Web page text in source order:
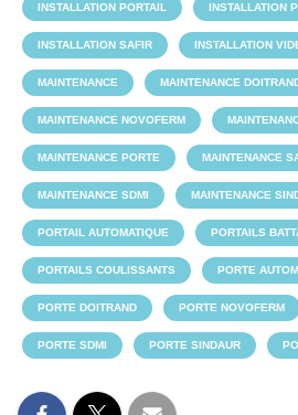
INSTALLATION PORTAIL INSTALLATION
INSTALLATION SAFIR INSTALLATION
MAINTENANCE MAINTENANCE
MAINTENANCE NOVOFERM
MAINTENANCE PORTE MAINTENANCE
MAINTENANCE SDMI MAINTENANCE
PORTAIL AUTOMATIQUE PORTAILS
PORTAILS COULISSANTS PORTE
PORTE DOITRAND PORTE NOVOFERM
PORTE SDMI PORTE SINDAUR